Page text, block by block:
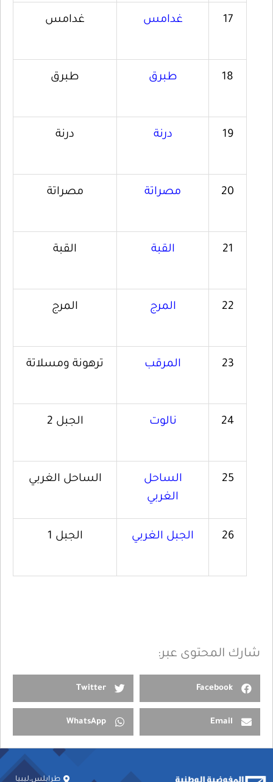
17 غدامس غدامس
18 طبرق طبرق
19 درنة درنة
20 مصراتة مصراتة
21 القبة القبة
22 المرج المرج
23 المرقب ترهونة ومسلاتة
24 نالوت الجبل 2
25
الساحل
الغربي
الساحل الغربي
26 الجبل الغربي الجبل 1
شارك المحتوى عبر:
Facebook
Twitter
Email
WhatsApp
طرابلس،ليبيا